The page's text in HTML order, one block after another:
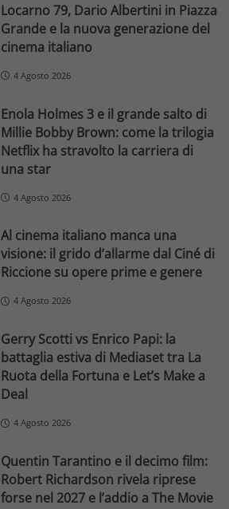
Locarno 79, Dario Albertini in Piazza
Grande e la nuova generazione del
cinema italiano
4 Agosto 2026
Enola Holmes 3 e il grande salto di
Millie Bobby Brown: come la trilogia
Netflix ha stravolto la carriera di
una star
4 Agosto 2026
Al cinema italiano manca una
visione: il grido d’allarme dal Ciné di
Riccione su opere prime e genere
4 Agosto 2026
Gerry Scotti vs Enrico Papi: la
battaglia estiva di Mediaset tra La
Ruota della Fortuna e Let’s Make a
Deal
4 Agosto 2026
Quentin Tarantino e il decimo film:
Robert Richardson rivela riprese
forse nel 2027 e l’addio a The Movie